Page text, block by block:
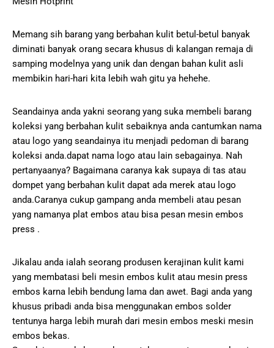
Memang sih barang yang berbahan kulit betul-betul banyak
diminati banyak orang secara khusus di kalangan remaja di
samping modelnya yang unik dan dengan bahan kulit asli
membikin hari-hari kita lebih wah gitu ya hehehe.
Seandainya anda yakni seorang yang suka membeli barang
koleksi yang berbahan kulit sebaiknya anda cantumkan nama
atau logo yang seandainya itu menjadi pedoman di barang
koleksi anda.dapat nama logo atau lain sebagainya. Nah
pertanyaanya? Bagaimana caranya kak supaya di tas atau
dompet yang berbahan kulit dapat ada merek atau logo
anda.Caranya cukup gampang anda membeli atau pesan
yang namanya plat embos atau bisa pesan mesin embos
press .
Jikalau anda ialah seorang produsen kerajinan kulit kami
yang membatasi beli mesin embos kulit atau mesin press
embos karna lebih bendung lama dan awet. Bagi anda yang
khusus pribadi anda bisa menggunakan embos solder
tentunya harga lebih murah dari mesin embos meski mesin
embos bekas.